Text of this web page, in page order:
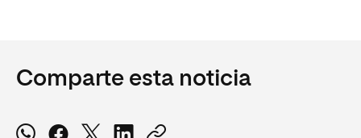
Comparte esta noticia